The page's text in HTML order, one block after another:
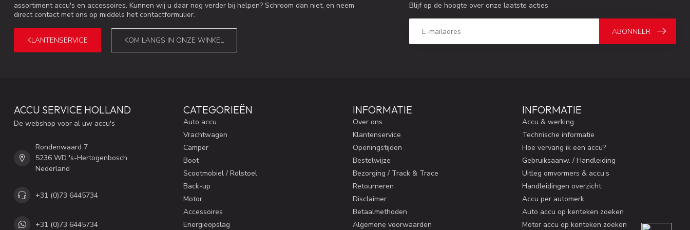
assortiment accu's en accessoires. Kunnen wij u daar nog verder bij helpen? Schroom dan niet, en neem
direct contact met ons op middels het contactformulier.
KLANTENSERVICE KOM LANGS IN ONZE WINKEL
Blijf op de hoogte over onze laatste acties
ABONNEER
ACCU SERVICE HOLLAND
De webshop voor al uw accu's
Rondenwaard 7
5236 WD 's-Hertogenbosch
Nederland
+31 (0)73 6445734
+31 (0)73 6445734
CATEGORIEËN
Auto accu
Vrachtwagen
Camper
Boot
Scootmobiel / Rolstoel
Back-up
Motor
Accessoires
Energieopslag
INFORMATIE
Over ons
Klantenservice
Openingstijden
Bestelwijze
Bezorging / Track & Trace
Retourneren
Disclaimer
Betaalmethoden
Algemene voorwaarden
INFORMATIE
Accu & werking
Technische informatie
Hoe vervang ik een accu?
Gebruiksaanw. / Handleiding
Uitleg omvormers & accu’s
Handleidingen overzicht
Accu per automerk
Auto accu op kenteken zoeken
Motor accu op kenteken zoeken